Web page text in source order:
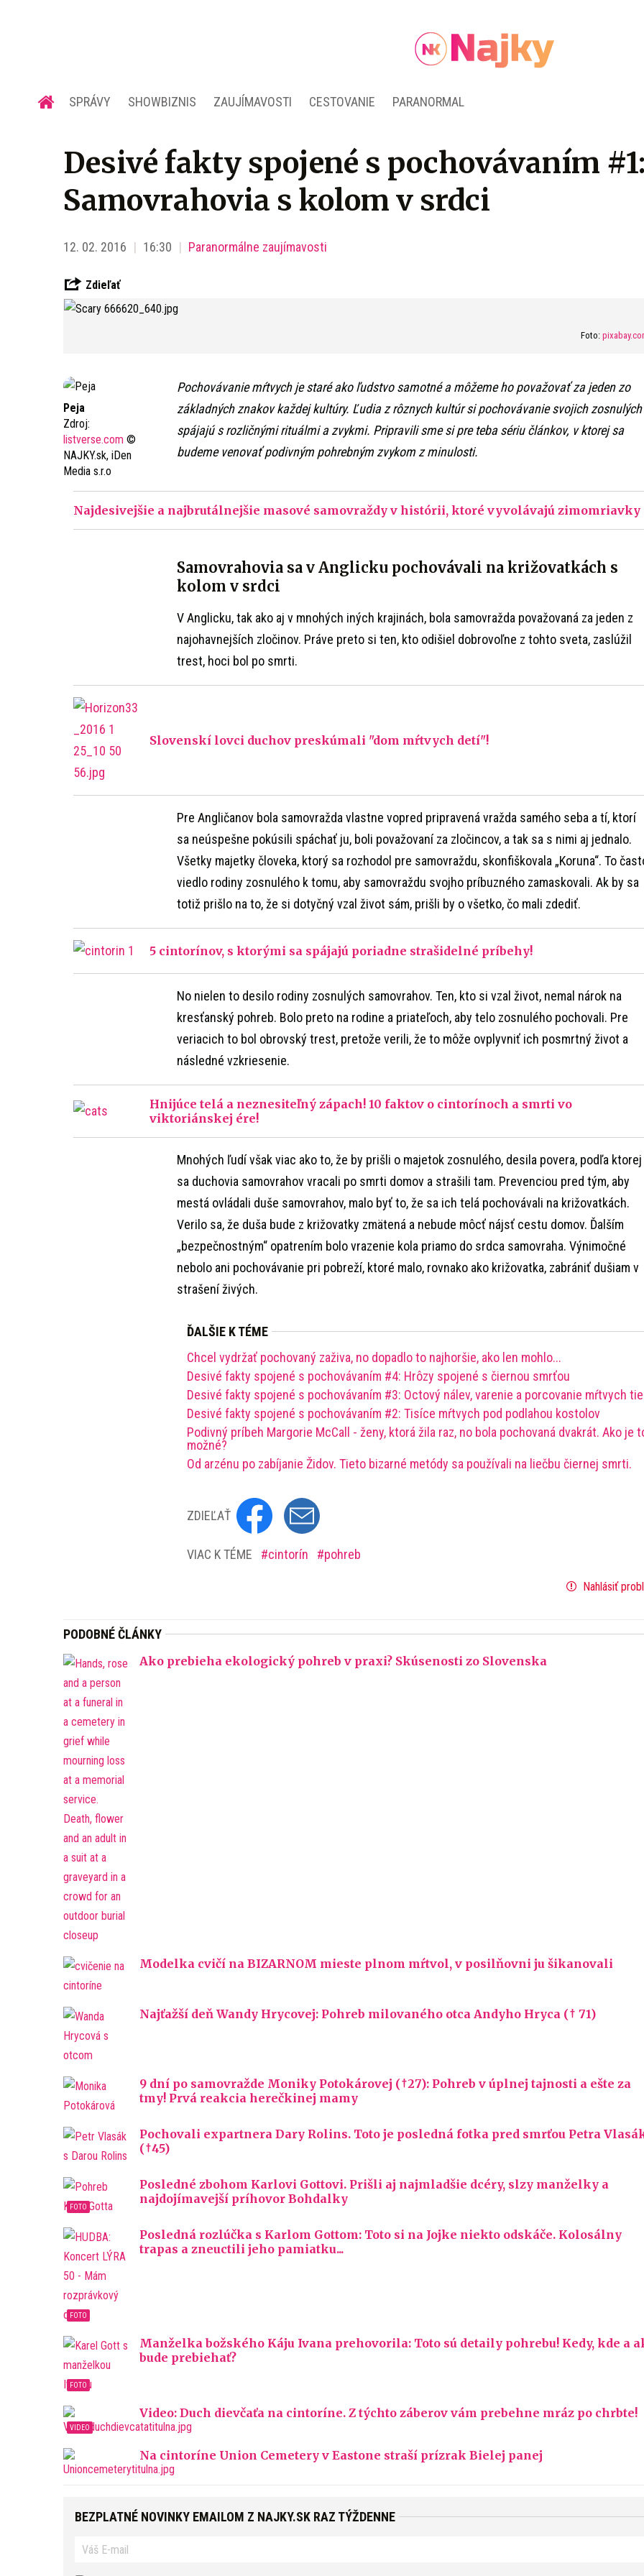
SPRÁVY SHOWBIZNIS ZAUJÍMAVOSTI CESTOVANIE PARANORMAL
Desivé fakty spojené s pochovávaním
Samovrahovia s kolom v srdci
12. 02. 2016 16:30 Paranormálne zaujímavosti
Zdieľať
Foto:
Peja
Zdroj:
listverse.com ©
NAJKY.sk, iDen
Media s.r.o
Pochovávanie mŕtvych je staré ako ľudstvo samotné a môžeme ho považovať za jeden zo
základných znakov každej kultúry. Ľudia z rôznych kultúr si pochovávanie svojich zosnulých
spájajú s rozličnými rituálmi a zvykmi. Pripravili sme si pre teba sériu článkov, v ktorej sa
budeme venovať podivným pohrebným zvykom z minulosti.
Najdesivejšie a najbrutálnejšie masové samovraždy v histórii, ktoré vyvolávajú zimomriavky
Samovrahovia sa v Anglicku pochovávali na križovatkách s
kolom v srdci
V Anglicku, tak ako aj v mnohých iných krajinách, bola samovražda považovaná za jeden z
najohavnejších zločinov. Práve preto si ten, kto odišiel dobrovoľne z tohto sveta, zaslúžil
trest, hoci bol po smrti.
Slovenskí lovci duchov preskúmali "dom mŕtvych detí"!
Pre Angličanov bola samovražda vlastne vopred pripravená vražda samého seba a tí, ktorí
sa neúspešne pokúsili spáchať ju, boli považovaní za zločincov, a tak sa s nimi aj jednalo.
Všetky majetky človeka, ktorý sa rozhodol pre samovraždu, skonfiškovala „Koruna“. To
viedlo rodiny zosnulého k tomu, aby samovraždu svojho príbuzného zamaskovali. Ak by sa
totiž prišlo na to, že si dotyčný vzal život sám, prišli by o všetko, čo mali zdediť.
5 cintorínov, s ktorými sa spájajú poriadne strašidelné príbehy!
No nielen to desilo rodiny zosnulých samovrahov. Ten, kto si vzal život, nemal nárok na
kresťanský pohreb. Bolo preto na rodine a priateľoch, aby telo zosnulého pochovali. Pre
veriacich to bol obrovský trest, pretože verili, že to môže ovplyvniť ich posmrtný život a
následné vzkriesenie.
Hnijúce telá a neznesiteľný zápach! 10 faktov o cintorínoch a smrti vo
viktoriánskej ére!
Mnohých ľudí však viac ako to, že by prišli o majetok zosnulého, desila povera, podľa ktorej
sa duchovia samovrahov vracali po smrti domov a strašili tam. Prevenciou pred tým, aby
mestá ovládali duše samovrahov, malo byť to, že sa ich telá pochovávali na križovatkách.
Verilo sa, že duša bude z križovatky zmätená a nebude môcť nájsť cestu domov. Ďalším
„bezpečnostným“ opatrením bolo vrazenie kola priamo do srdca samovraha. Výnimočné
nebolo ani pochovávanie pri pobreží, ktoré malo, rovnako ako križovatka, zabrániť dušiam v
strašení živých.
ĎALŠIE K TÉME
Chcel vydržať pochovaný zaživa, no dopadlo to najhoršie, ako len mohlo...
Desivé fakty spojené s pochovávaním #4: Hrôzy spojené s čiernou smrťou
Desivé fakty spojené s pochovávaním #3: Octový nálev, varenie a porcovanie mŕtvych
Desivé fakty spojené s pochovávaním #2: Tisíce mŕtvych pod podlahou kostolov
Podivný príbeh Margorie McCall - ženy, ktorá žila raz, no bola pochovaná dvakrát. Ako je
možné?
Od arzénu po zabíjanie Židov. Tieto bizarné metódy sa používali na liečbu čiernej smrti.
ZDIEĽAŤ
VIAC K TÉME cintorín pohreb
Nahlásiť
PODOBNÉ ČLÁNKY
Ako prebieha ekologický pohreb v praxi? Skúsenosti zo Slovenska
Modelka cvičí na BIZARNOM mieste plnom mŕtvol, v posilňovni ju šikanovali
Najťažší deň Wandy Hrycovej: Pohreb milovaného otca Andyho Hryca († 71)
9 dní po samovražde Moniky Potokárovej (†27): Pohreb v úplnej tajnosti a ešte za
tmy! Prvá reakcia herečkinej mamy
Pochovali expartnera Dary Rolins. Toto je posledná fotka pred smrťou Petra
(†45)
Posledné zbohom Karlovi Gottovi. Prišli aj najmladšie dcéry, slzy manželky a
najdojímavejší príhovor Bohdalky
Posledná rozlúčka s Karlom Gottom: Toto si na Jojke niekto odskáče. Kolosálny
trapas a zneuctili jeho pamiatku...
Manželka božského Káju Ivana prehovorila: Toto sú detaily pohrebu! Kedy, kde a
bude prebiehať?
Video: Duch dievčaťa na cintoríne. Z týchto záberov vám prebehne mráz po chrbte!
Na cintoríne Union Cemetery v Eastone straší prízrak Bielej panej
BEZPLATNÉ NOVINKY EMAILOM Z NAJKY.SK RAZ TÝŽDENNE